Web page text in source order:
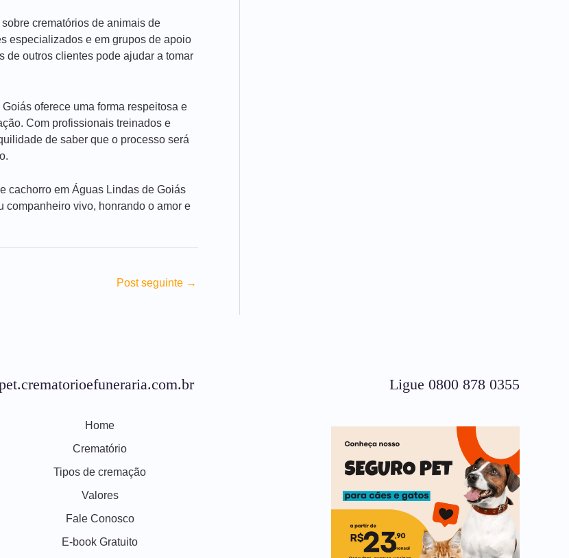
crematórios de animais de
especializados e em grupos de apoio
de outros clientes pode ajudar a tomar
oferece uma forma respeitosa e
Com profissionais treinados e
de saber que o processo será
cachorro em Águas Lindas de Goiás
companheiro vivo, honrando o amor e
Post seguinte →
Home
Crematório
Tipos de cremação
Valores
Fale Conosco
E-book Gratuito
Ligue 0800 878 0355